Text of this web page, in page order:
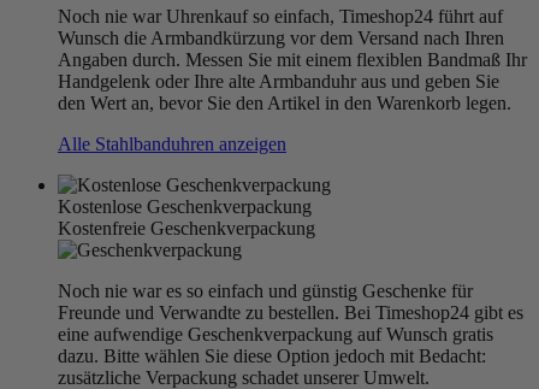
Noch nie war Uhrenkauf so einfach, Timeshop24 führt auf
Wunsch die Armbandkürzung vor dem Versand nach Ihren
Angaben durch. Messen Sie mit einem flexiblen Bandmaß Ihr
Handgelenk oder Ihre alte Armbanduhr aus und geben Sie
den Wert an, bevor Sie den Artikel in den Warenkorb legen.
Alle Stahlbanduhren anzeigen
Kostenlose Geschenkverpackung
Kostenfreie Geschenkverpackung
Noch nie war es so einfach und günstig Geschenke für
Freunde und Verwandte zu bestellen. Bei Timeshop24 gibt es
eine aufwendige Geschenkverpackung auf Wunsch gratis
dazu. Bitte wählen Sie diese Option jedoch mit Bedacht:
zusätzliche Verpackung schadet unserer Umwelt.